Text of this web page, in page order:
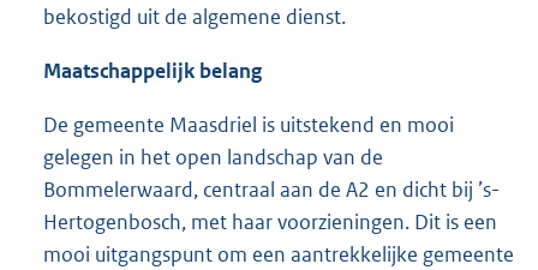
bekostigd uit de algemene dienst.
Maatschappelijk belang
De gemeente Maasdriel is uitstekend en mooi
gelegen in het open landschap van de
Bommelerwaard, centraal aan de A2 en dicht bij ’s-
Hertogenbosch, met haar voorzieningen. Dit is een
mooi uitgangspunt om een aantrekkelijke gemeente